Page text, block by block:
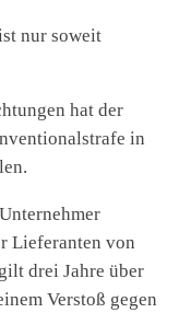
nur soweit
hat der
in
Lieferanten von
drei Jahre über
Verstoß gegen